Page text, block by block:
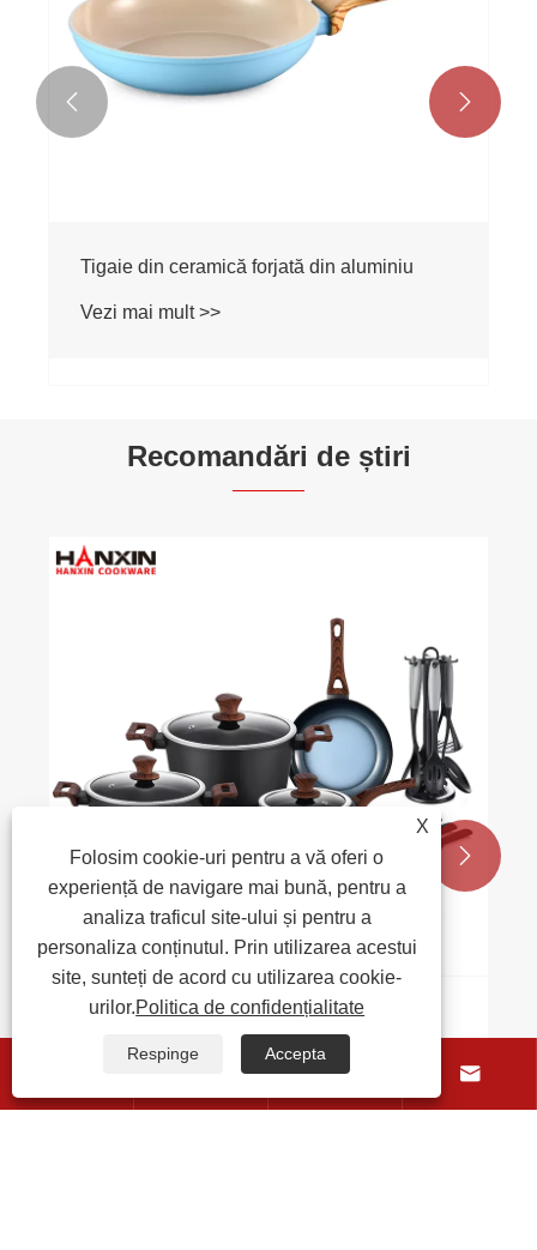
Tigaie din ceramică forjată din aluminiu
Vezi mai mult >>
 
Recomandări de știri
De ce este un set de vase din aluminiu
ceramică cea mai bună alegere pentru
 
 
X
Folosim cookie-uri pentru a vă oferi o
experiență de navigare mai bună, pentru a
analiza traficul site-ului și pentru a
personaliza conținutul. Prin utilizarea acestui
site, sunteți de acord cu utilizarea cookie-
urilor.Politica de confidențialitate
Respinge Accepta